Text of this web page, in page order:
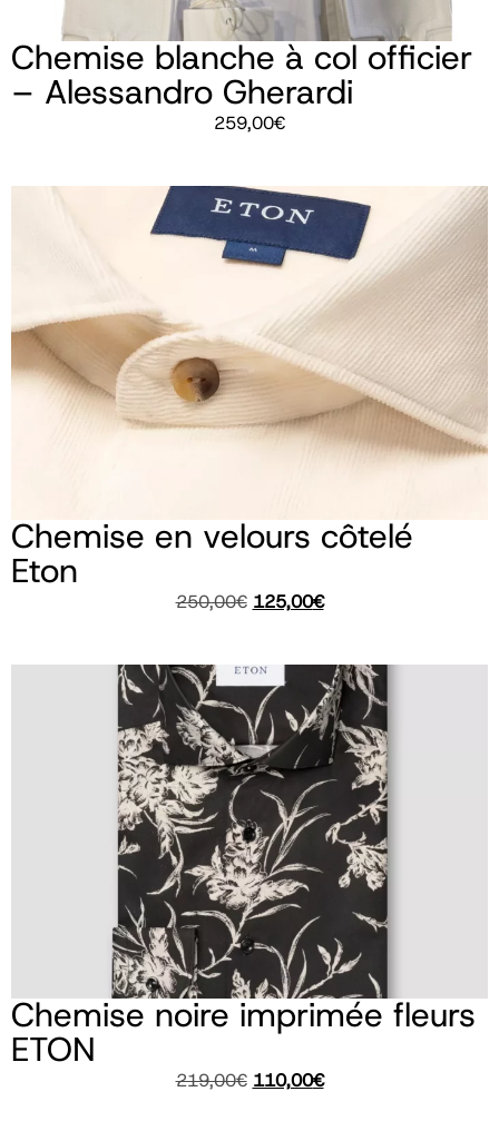
Chemise blanche à col officier
– Alessandro Gherardi
259,00€
Chemise en velours côtelé
Eton
250,00€ 125,00€
Chemise noire imprimée fleurs
ETON
219,00€ 110,00€